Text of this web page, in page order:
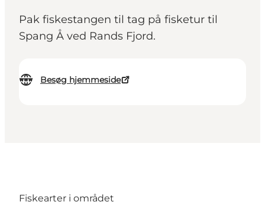
Pak fiskestangen til tag på fisketur til
Spang Å ved Rands Fjord.
Besøg hjemmeside
Fiskearter i området